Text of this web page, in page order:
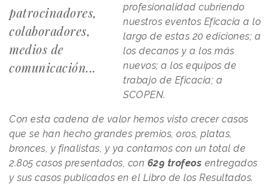
patrocinadores,
colaboradores,
medios de
comunicación...
profesionalidad cubriendo
nuestros eventos Eficacia a lo
largo de estas 20 ediciones; a
los decanos y a los más
nuevos; a los equipos de
trabajo de Eficacia; a
SCOPEN.
Con esta cadena de valor hemos visto crecer casos
que se han hecho grandes premios, oros, platas,
bronces, y finalistas, y ya contamos con un total de
2.805 casos presentados, con 629 trofeos entregados
y sus casos publicados en el Libro de los Resultados.